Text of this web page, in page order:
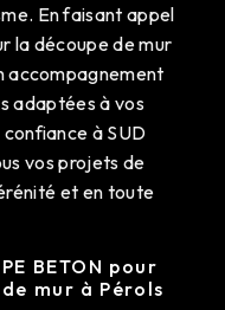
En faisant appel
la découpe de mur
accompagnement
adaptées à vos
à SUD
vos projets de
et en toute
BETON pour
mur à Pérols